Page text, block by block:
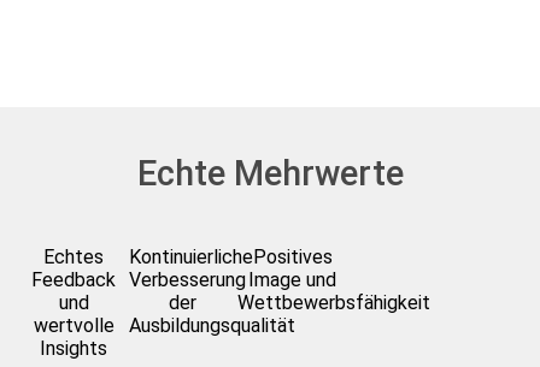
Echte Mehrwerte
Echtes
Feedback
und
wertvolle
Insights
Kontinuierliche
Verbesserung
der
Ausbildungsqualität
Positives
Image und
Wettbewerbsfähigkeit